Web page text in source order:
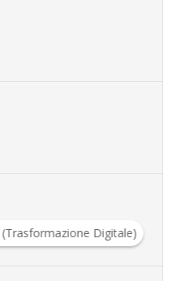
Digitale)